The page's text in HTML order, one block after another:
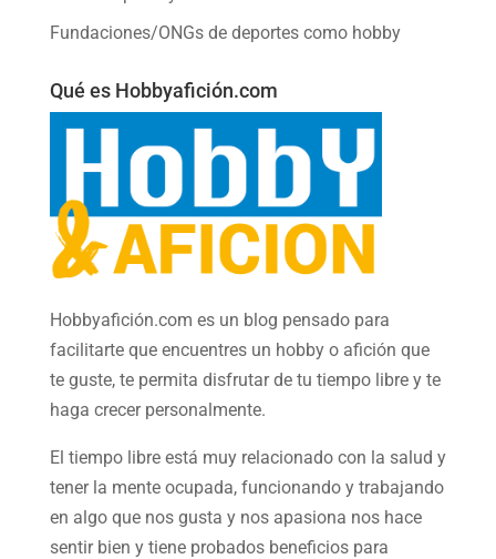
Fundaciones/ONGs de deportes como hobby
Qué es Hobbyafición.com
Hobbyafición.com es un blog pensado para
facilitarte que encuentres un hobby o afición que
te guste, te permita disfrutar de tu tiempo libre y te
haga crecer personalmente.
El tiempo libre está muy relacionado con la salud y
tener la mente ocupada, funcionando y trabajando
en algo que nos gusta y nos apasiona nos hace
sentir bien y tiene probados beneficios para